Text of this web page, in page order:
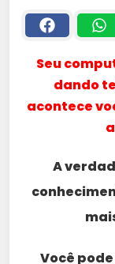
Seu
dando
acontece
A
Você